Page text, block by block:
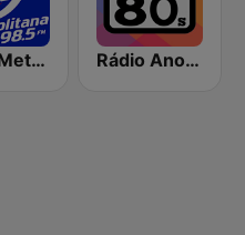
Rádio Metropolitana 98.5 FM Rádio Anos 80